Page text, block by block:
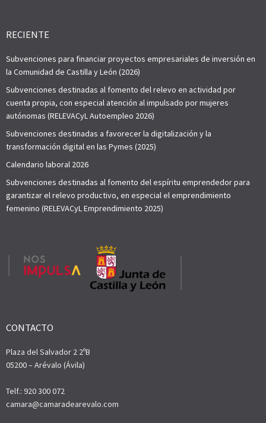
RECIENTE
Subvenciones para financiar proyectos empresariales de inversión en
la Comunidad de Castilla y León (2026)
Subvenciones destinadas al fomento del relevo en actividad por
cuenta propia, con especial atención al impulsado por mujeres
autónomas (RELEVACyL Autoempleo 2026)
Subvenciones destinadas a favorecer la digitalización y la
transformación digital en las Pymes (2025)
Calendario laboral 2026
Subvenciones destinadas al fomento del espíritu emprendedor para
garantizar el relevo productivo, en especial el emprendimiento
femenino (RELEVACyL Emprendimiento 2025)
CONTACTO
Plaza del Salvador 2 2ºB
05200 – Arévalo (Ávila)
Telf.: 920 300 072
camara@camaradearevalo.com